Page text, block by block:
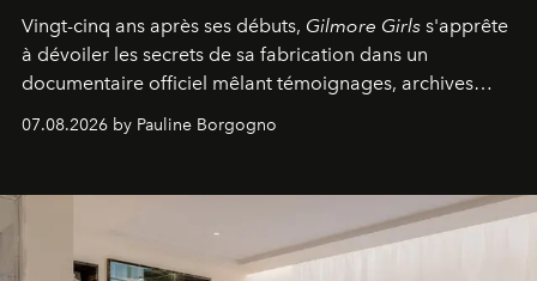
Vingt-cinq ans après ses débuts, Gilmore Girls s'apprête
à dévoiler les secrets de sa fabrication dans un
documentaire officiel mêlant témoignages, archives
inédites et plongée dans les coulisses d'un phénomène
générationnel.
07.08.2026 by Pauline Borgogno